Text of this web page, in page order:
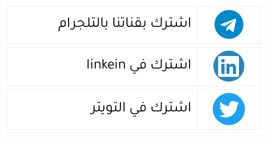
اشترك بقناتنا بالتلجرام
اشترك في linkein
اشترك في التويتر